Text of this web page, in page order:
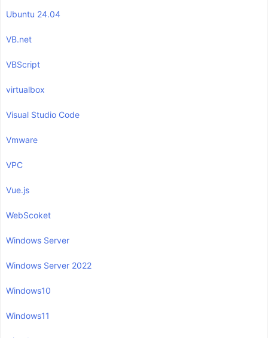
Ubuntu 24.04
VB.net
VBScript
virtualbox
Visual Studio Code
Vmware
VPC
Vue.js
WebScoket
Windows Server
Windows Server 2022
Windows10
Windows11